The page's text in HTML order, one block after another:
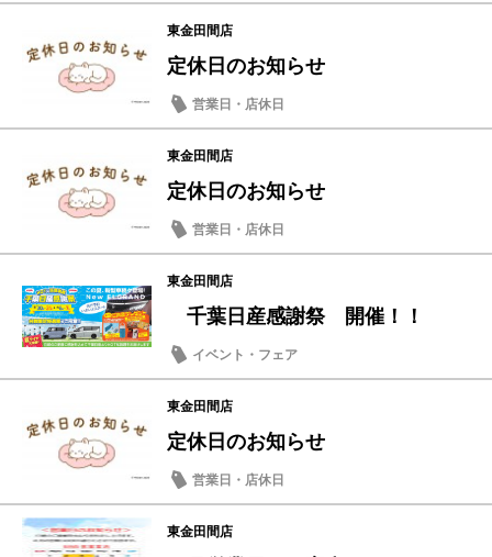
東金田間店
定休日のお知らせ
営業日・店休日
東金田間店
定休日のお知らせ
営業日・店休日
東金田間店
千葉日産感謝祭 開催！！
イベント・フェア
東金田間店
定休日のお知らせ
営業日・店休日
東金田間店